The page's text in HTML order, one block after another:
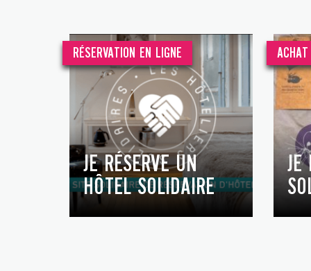
RÉSERVATION EN LIGNE
JE RÉSERVE UN
HÔTEL SOLIDAIRE
JE